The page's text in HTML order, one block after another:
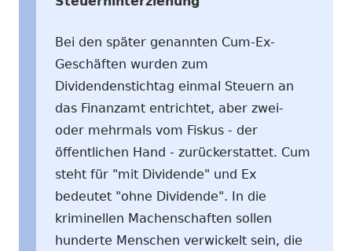
Bei den später genannten Cum-Ex-
Geschäften wurden zum
Dividendenstichtag einmal Steuern an
das Finanzamt entrichtet, aber zwei-
oder mehrmals vom Fiskus - der
öffentlichen Hand - zurückerstattet. Cum
steht für "mit Dividende" und Ex
bedeutet "ohne Dividende". In die
kriminellen Machenschaften sollen
hunderte Menschen verwickelt sein, die